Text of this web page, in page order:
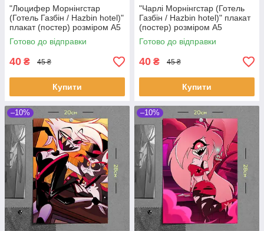
"Люцифер Морнінгстар
(Готель Газбін / Hazbin hotel)"
плакат (постер) розміром А5
(14х20см)
Готово до відправки
40 ₴ 45 ₴
Купити
"Чарлі Морнінгстар (Готель
Газбін / Hazbin hotel)" плакат
(постер) розміром А5
(14х20см)
Готово до відправки
40 ₴ 45 ₴
Купити
–10% –10%